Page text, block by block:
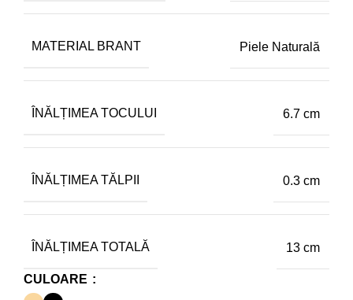
MATERIAL BRANT Piele Naturală
ÎNĂLȚIMEA TOCULUI 6.7 cm
ÎNĂLȚIMEA TĂLPII 0.3 cm
ÎNĂLȚIMEA TOTALĂ 13 cm
CULOARE